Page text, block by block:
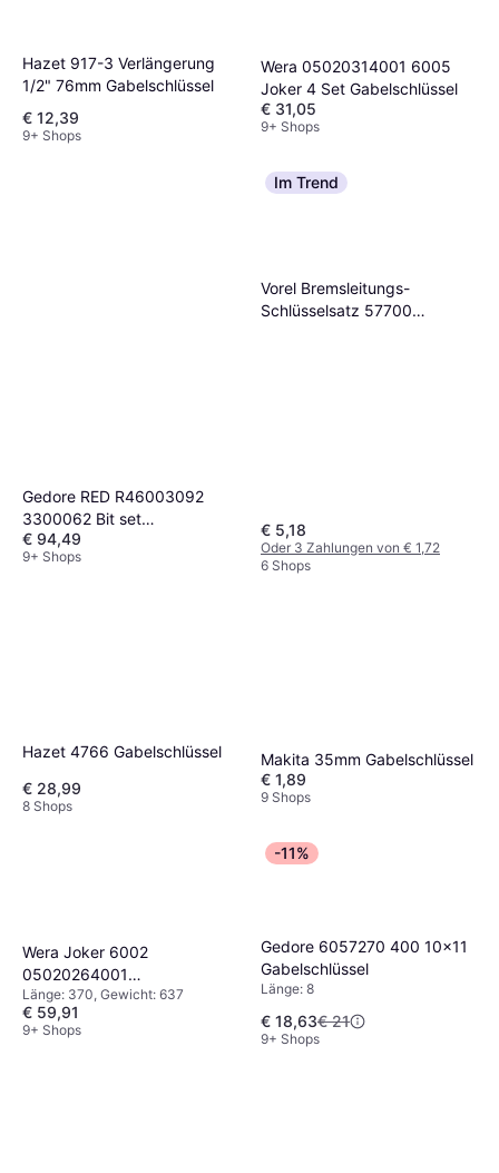
Hazet 917-3 Verlängerung
1/2" 76mm Gabelschlüssel
€ 12,39
9+ Shops
Wera 05020314001 6005
Joker 4 Set Gabelschlüssel
€ 31,05
9+ Shops
Gedore RED R46003092
3300062 Bit set
Gabelschlüssel
€ 94,49
9+ Shops
Im Trend
Vorel Bremsleitungs-
Schlüsselsatz 57700
€ 5,18
Oder 3 Zahlungen von € 1,72
6 Shops
Hazet 4766 Gabelschlüssel
€ 28,99
8 Shops
Makita 35mm Gabelschlüssel
€ 1,89
9 Shops
Wera Joker 6002
05020264001
Gabelschlüssel
Länge: 370, Gewicht: 637
€ 59,91
9+ Shops
-11%
Gedore 6057270 400 10x11
Gabelschlüssel
Länge: 8
€ 18,63€ 21
9+ Shops